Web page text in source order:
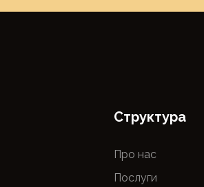
Cтруктура
Про нас
Послуги